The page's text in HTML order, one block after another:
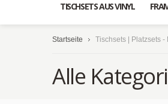
TISCHSETS AUS VINYL
Startseite Tischsets | Platzsets
Alle